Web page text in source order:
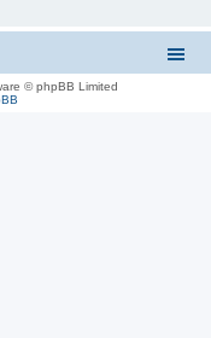
© phpBB Limited